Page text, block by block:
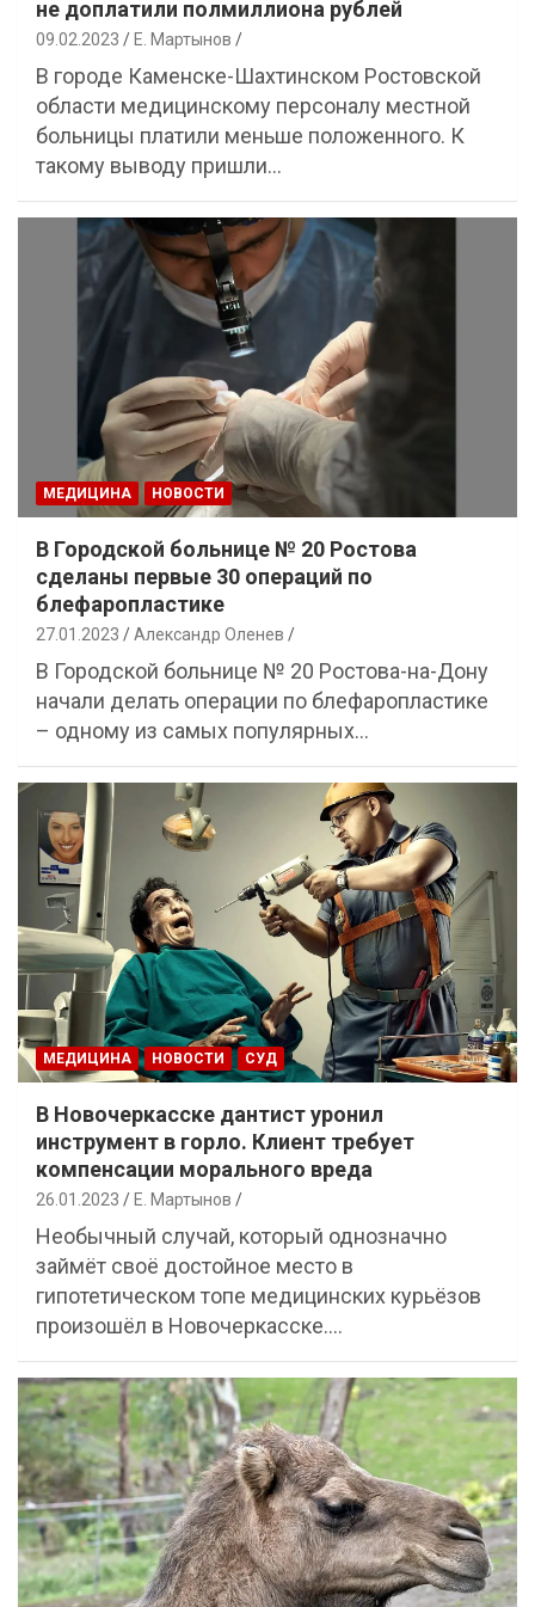
не доплатили полмиллиона рублей
09.02.2023 Е. Мартынов
В городе Каменске-Шахтинском Ростовской
области медицинскому персоналу местной
больницы платили меньше положенного. К
такому выводу пришли…
МЕДИЦИНА НОВОСТИ
В Городской больнице № 20 Ростова
сделаны первые 30 операций по
блефаропластике
27.01.2023 Александр Оленев
В Городской больнице № 20 Ростова-на-Дону
начали делать операции по блефаропластике
– одному из самых популярных…
МЕДИЦИНА НОВОСТИ СУД
В Новочеркасске дантист уронил
инструмент в горло. Клиент требует
компенсации морального вреда
26.01.2023 Е. Мартынов
Необычный случай, который однозначно
займёт своё достойное место в
гипотетическом топе медицинских курьёзов
произошёл в Новочеркасске.…